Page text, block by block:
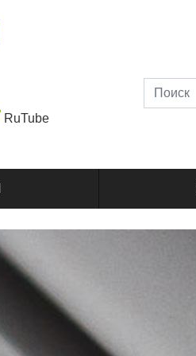
RuTube